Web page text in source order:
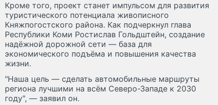
Кроме того, проект станет импульсом для развития
туристического потенциала живописного
Княжпогостского района. Как подчеркнул глава
Республики Коми Ростислав Гольдштейн, создание
надёжной дорожной сети — база для
экономического подъёма и повышения качества
жизни.
"Наша цель — сделать автомобильные маршруты
региона лучшими на всём Северо-Западе к 2030
году", — заявил он.